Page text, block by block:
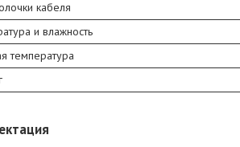
кабеля
и влажность
температура